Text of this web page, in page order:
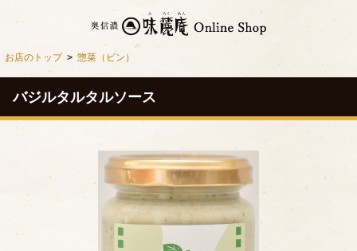
お店のトップ > 惣菜（ビン）
バジルタルタルソース